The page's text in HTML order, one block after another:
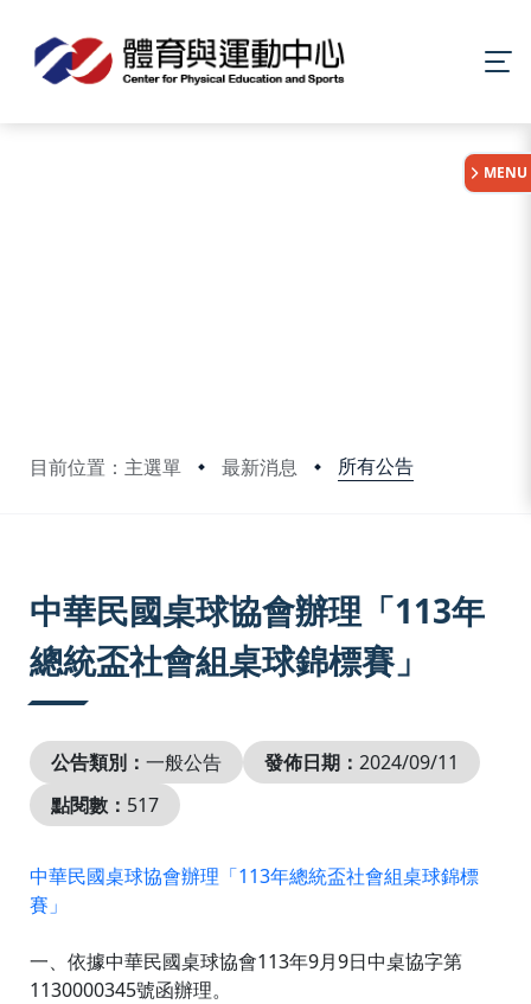
目前位置：主選單 最新消息 所有公告
MENU
中華民國桌球協會辦理「113年
總統盃社會組桌球錦標賽」
公告類別： 一般公告 發佈日期： 2024/09/11
點閱數： 517
中華民國桌球協會辦理「113年總統盃社會組桌球錦標
賽」
一、依據中華民國桌球協會113年9月9日中桌協字第
1130000345號函辦理。